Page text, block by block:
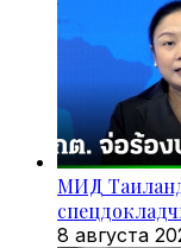
МИД
8 августа